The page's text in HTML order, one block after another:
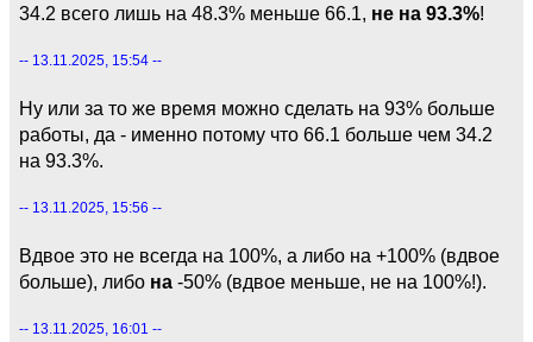
34.2 всего лишь на 48.3% меньше 66.1, не на 93.3%!
-- 13.11.2025, 15:54 --
Ну или за то же время можно сделать на 93% больше
работы, да - именно потому что 66.1 больше чем 34.2
на 93.3%.
-- 13.11.2025, 15:56 --
Вдвое это не всегда на 100%, а либо на +100% (вдвое
больше), либо на -50% (вдвое меньше, не на 100%!).
-- 13.11.2025, 16:01 --